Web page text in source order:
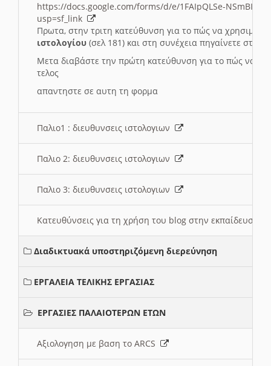
https://docs.google.com/forms/d/e/1FAIpQLSe-NSmBI-
usp=sf_link
Πρωτα, στην τριτη κατεύθυνση για το πώς να
ιστολογίου (σελ 181) και στη συνέχεια πηγαίνετε στο
Μετα διαβάστε την πρώτη κατεύθυνση για το πώς να
τελος
απαντηστε σε αυτη τη φορμα
Παλιο1 : διευθυνσεις ιστολογιων
Παλιο 2: διευθυνσεις ιστολογιων
Παλιο 3: διευθυνσεις ιστολογιων
Κατευθύνσεις για τη χρήση του blog στην εκπαίδευση
Διαδικτυακά υποστηριζόμενη διερεύνηση
ΕΡΓΑΛΕΙΑ ΤΕΛΙΚΗΣ ΕΡΓΑΣΙΑΣ
ΕΡΓΑΣΙΕΣ ΠΑΛΑΙΟΤΕΡΩΝ ΕΤΩΝ
Αξιολογηση με βαση το ARCS